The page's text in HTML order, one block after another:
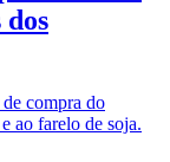
dos
compra do
ao farelo de soja.